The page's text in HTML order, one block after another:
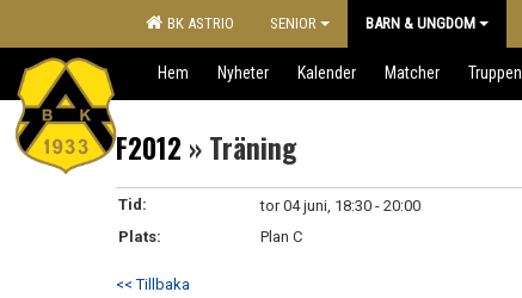
BK ASTRIO SENIOR BARN & UNGDOM
Hem Nyheter Kalender Matcher Truppen
F2012 » Träning
Tid:
tor 04 juni, 18:30 - 20:00
Plats:
Plan C
<< Tillbaka